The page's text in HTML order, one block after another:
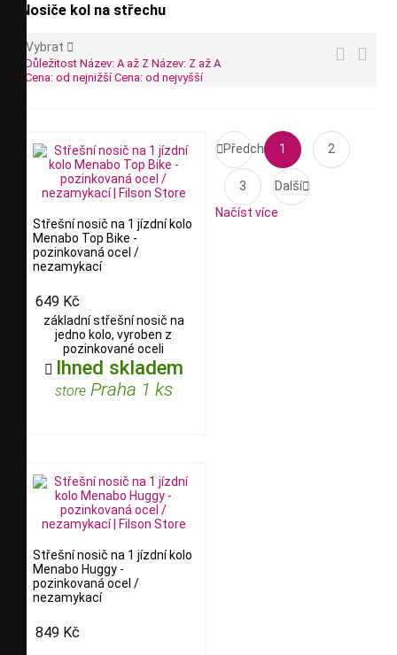
Nosiče kol na střechu
 
Vybrat 
Důležitost Název: A až Z Název: Z až A
Cena: od nejnižšíCena: od nejvyšší
Střešní nosič na 1 jízdní kolo
Menabo Top Bike -
pozinkovaná ocel /
nezamykací
649 Kč
základní střešní nosič na
jedno kolo, vyroben z
pozinkované oceli
 Ihned skladem
storePraha 1 ks
Střešní nosič na 1 jízdní kolo
Menabo Huggy -
pozinkovaná ocel /
nezamykací
849 Kč
Předchozí1 2
3 Další
Načíst více